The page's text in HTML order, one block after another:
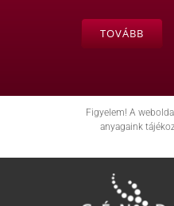
TOVÁBB
Figyelem! A
anyagaink